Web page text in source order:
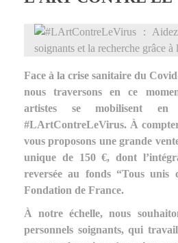
Face à la crise sanitaire du
nous traversons en ce
artistes se mobilisent en
#LArtContreLeVirus. À
vous proposons une grande
unique de 150 €, dont
reversée au fonds “Tous
Fondation de France.
À notre échelle, nous
personnels soignants, qui